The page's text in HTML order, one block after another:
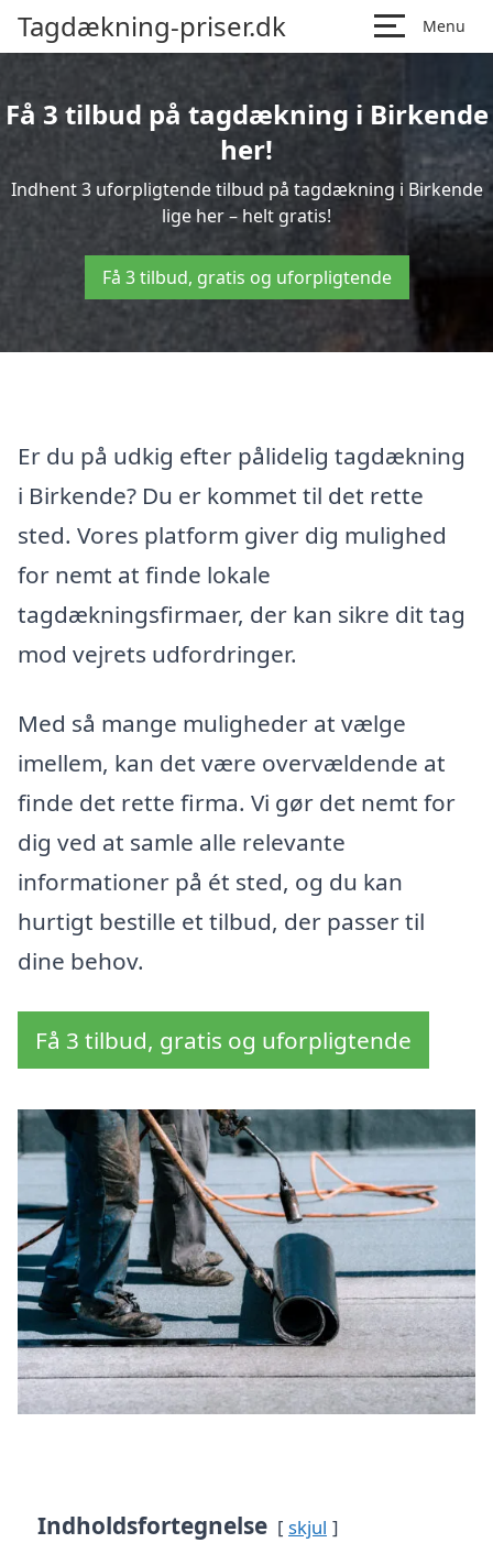
Tagdækning-priser.dk Menu
Få 3 tilbud på tagdækning i Birkende
her!
Indhent 3 uforpligtende tilbud på tagdækning i Birkende
lige her – helt gratis!
Få 3 tilbud, gratis og uforpligtende
Er du på udkig efter pålidelig tagdækning
i Birkende? Du er kommet til det rette
sted. Vores platform giver dig mulighed
for nemt at finde lokale
tagdækningsfirmaer, der kan sikre dit tag
mod vejrets udfordringer.
Med så mange muligheder at vælge
imellem, kan det være overvældende at
finde det rette firma. Vi gør det nemt for
dig ved at samle alle relevante
informationer på ét sted, og du kan
hurtigt bestille et tilbud, der passer til
dine behov.
Få 3 tilbud, gratis og uforpligtende
Indholdsfortegnelse skjul